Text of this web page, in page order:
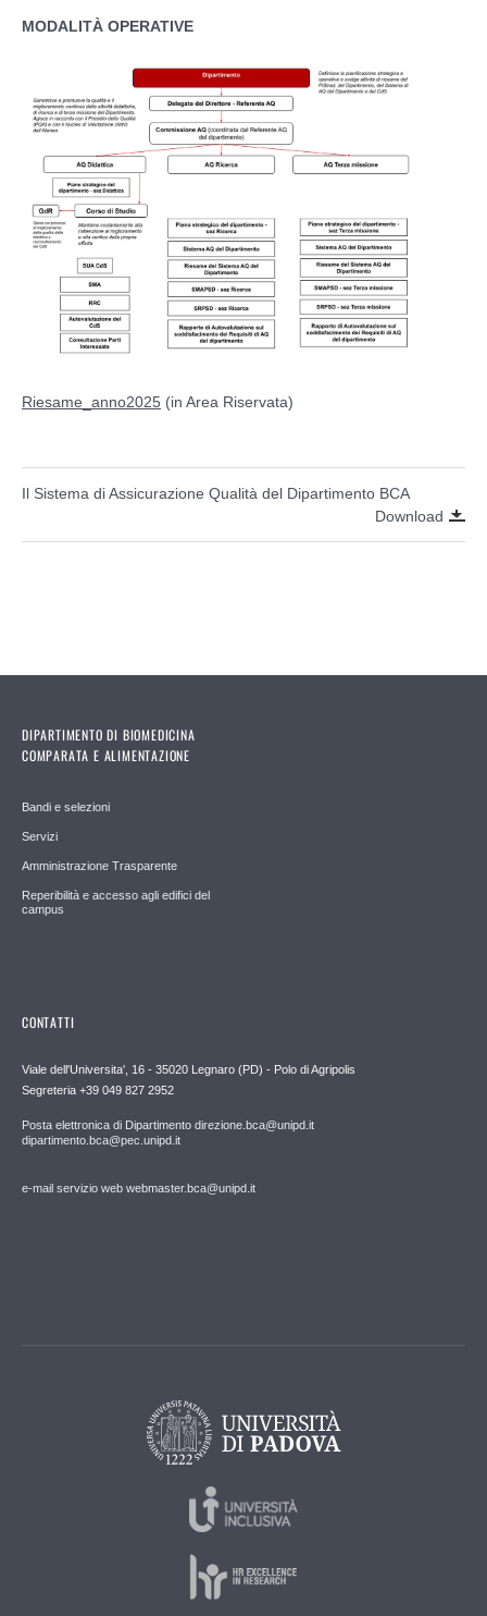
MODALITÀ OPERATIVE
Riesame_anno2025 (in Area Riservata)
Il Sistema di Assicurazione Qualità del Dipartimento BCA
Download
DIPARTIMENTO DI BIOMEDICINA
COMPARATA E ALIMENTAZIONE
Bandi e selezioni
Servizi
Amministrazione Trasparente
Reperibilità e accesso agli edifici del
campus
CONTATTI
Viale dell'Universita', 16 - 35020 Legnaro (PD) - Polo di Agripolis
Segreteria +39 049 827 2952
Posta elettronica di Dipartimento direzione.bca@unipd.it
dipartimento.bca@pec.unipd.it
e-mail servizio web webmaster.bca@unipd.it